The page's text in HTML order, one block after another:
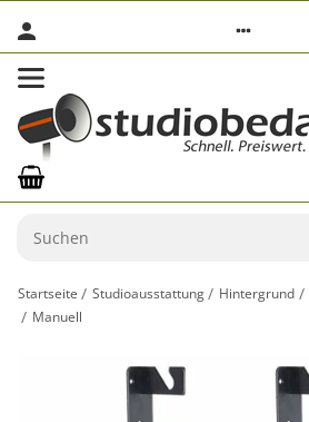
Startseite Studioausstattung Hintergrund
Manuell